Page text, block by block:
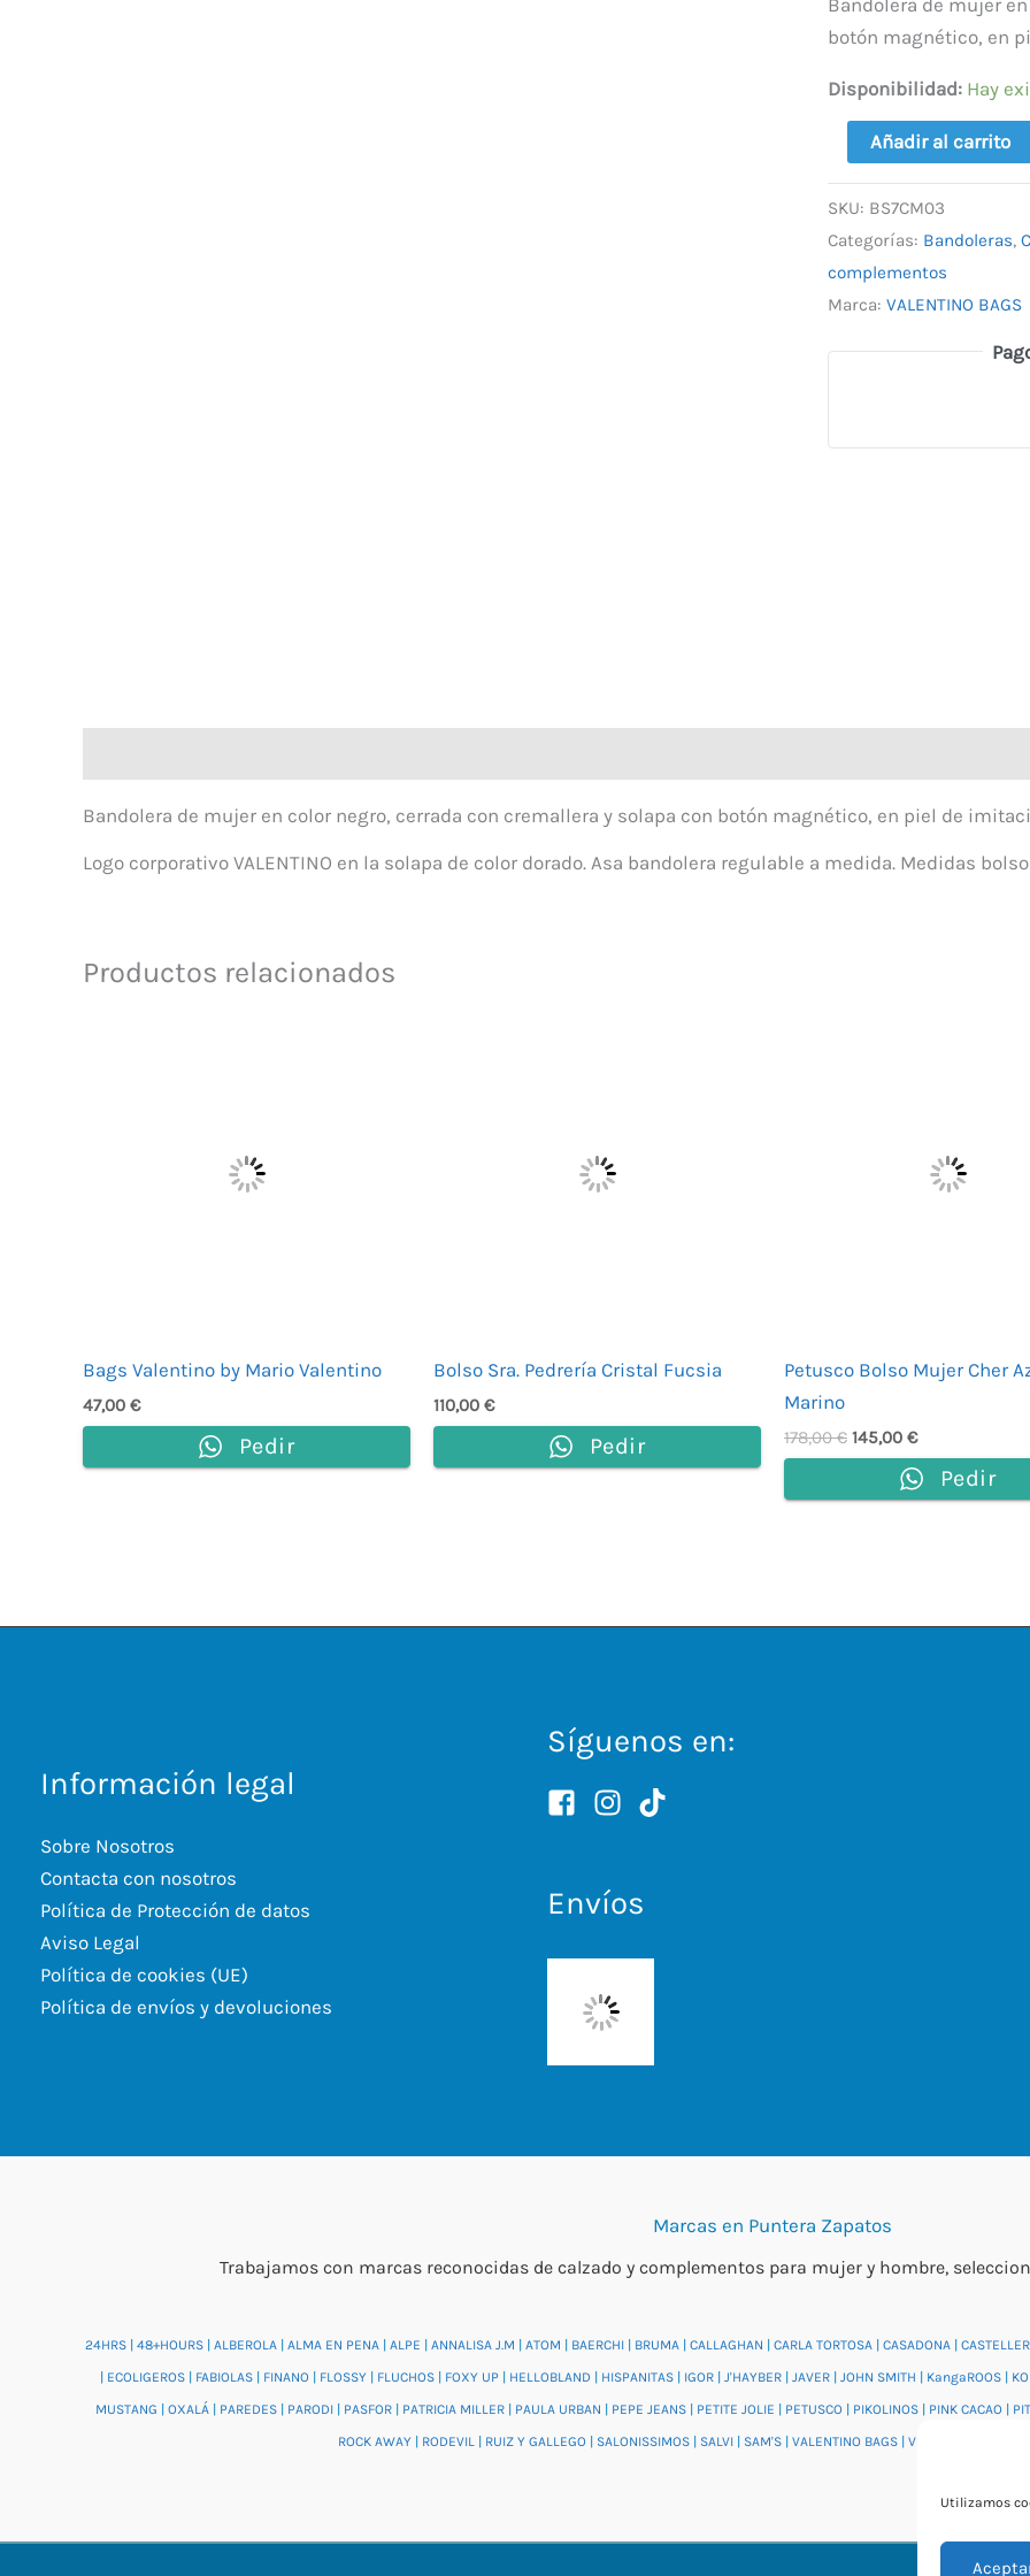
Utilizamos
Bandolera de mujer
botón magnético, en
Disponibilidad: Hay
cantidad
Añadir al carrito
SKU: BS7CM03
Categorías: Bandoleras,
complementos
Marca: VALENTINO BAGS
Bandolera de mujer en color negro, cerrada con cremallera y solapa con botón magnético, en piel de
Logo corporativo VALENTINO en la solapa de color dorado. Asa bandolera regulable a medida. Medidas
Productos relacionados
Bags Valentino by Mario Valentino
47,00 €
Pedir
Bolso Sra. Pedrería Cristal Fucsia
110,00 €
Pedir
Petusco Bolso Mujer Cher
Marino
178,00€ 145,00 €
Pedir
Información legal
Sobre Nosotros
Contacta con nosotros
Política de Protección de datos
Aviso Legal
Política de cookies (UE)
Política de envíos y devoluciones
Síguenos en:
Envíos
Marcas en Puntera Zapatos
Trabajamos con marcas reconocidas de calzado y complementos para mujer y hombre,
24HRS | 48+HOURS | ALBEROLA | ALMA EN PENA | ALPE | ANNALISA J.M | ATOM | BAERCHI | BRUMA | CALLAGHAN | CARLA TORTOSA | CASADONA | CASTELLER
| ECOLIGEROS | FABIOLAS | FINANO | FLOSSY | FLUCHOS | FOXY UP | HELLOBLAND | HISPANITAS | IGOR | J'HAYBER | JAVER | JOHN SMITH | KangaROOS |
MUSTANG | OXALÁ | PAREDES| PARODI| PASFOR| PATRICIA MILLER| PAULA URBAN | PEPE JEANS| PETITE JOLIE | PETUSCO| PIKOLINOS| PINK CACAO|
ROCK AWAY| RODEVIL | RUIZ Y GALLEGO| SALONISSIMOS| SALVI| SAM'S| VALENTINO BAGS| VIDORRETA